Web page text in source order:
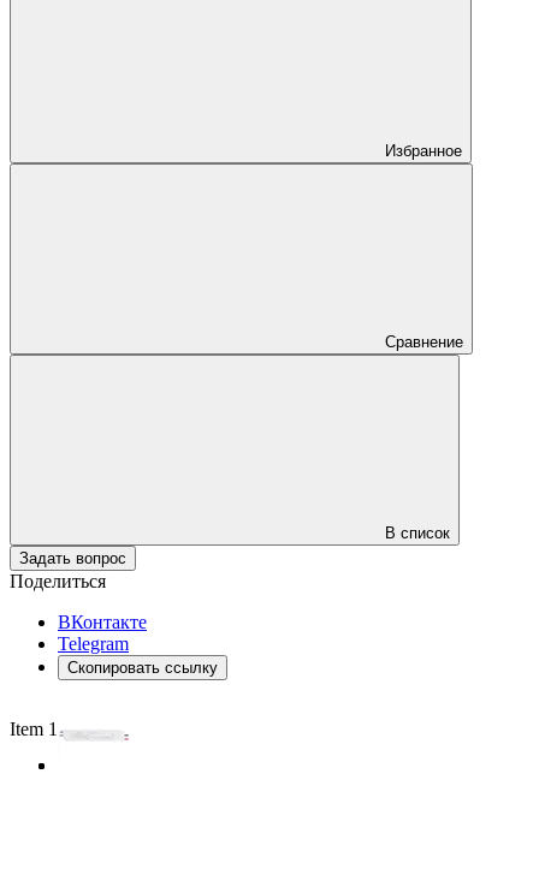
Избранное
Сравнение
В список
Задать вопрос
Поделиться
ВКонтакте
Telegram
Скопировать ссылку
Item 1 of 3